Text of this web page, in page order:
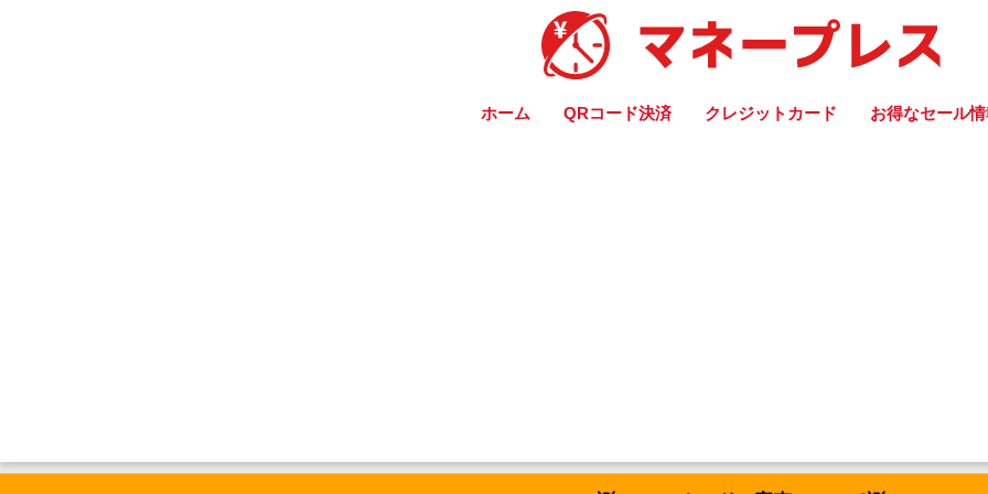
ホーム QRコード決済 クレジットカード お得なセール